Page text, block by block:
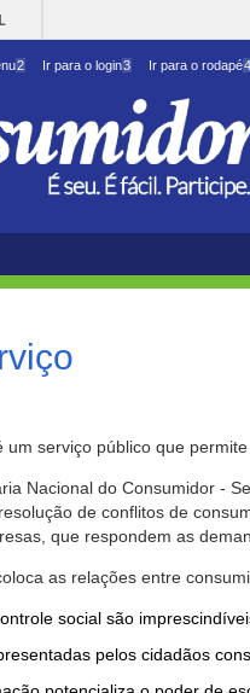
2 Ir para o login3 Ir para o rodapé4
um serviço público que
Nacional do Consumidor -
de conflitos de
que respondem as
as relações entre
social são
pelos cidadãos